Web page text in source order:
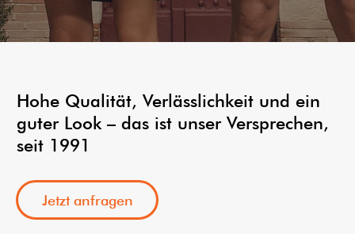
Hohe Qualität, Verlässlichkeit und ein
guter Look – das ist unser Versprechen,
seit 1991
Jetzt anfragen